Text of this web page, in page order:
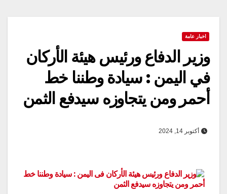
اخبار عامة
وزير الدفاع ورئيس هيئة الأركان
في اليمن : سيادة وطننا خط
أحمر ومن يتجاوزه سيدفع الثمن
أكتوبر 14, 2024